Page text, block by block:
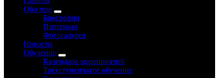
Обо мне
Биография
Интервью
Фотогалерея
Новости
Обучение
Календарь мероприятий
Трёхступенчатое обучение